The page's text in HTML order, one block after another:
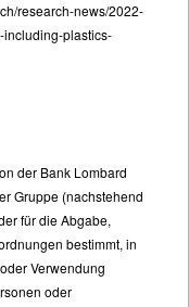
research-news/2022-
including-plastics-
der Bank Lombard
Gruppe (nachstehend
für die Abgabe,
bestimmt, in
Verwendung
oder